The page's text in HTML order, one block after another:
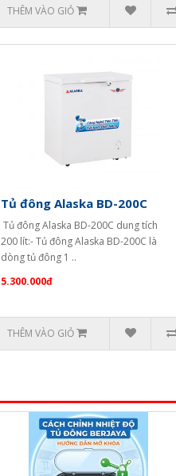
THÊM VÀO GIỎ
Tủ đông Alaska BD-200C
Tủ đông Alaska BD-200C dung tích
200 lít:- Tủ đông Alaska BD-200C là
dòng tủ đông 1 ..
5.300.000đ
THÊM VÀO GIỎ